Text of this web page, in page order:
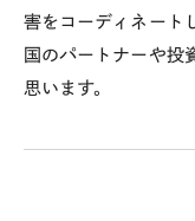
害をコーディネート
国のパートナーや投
思います。